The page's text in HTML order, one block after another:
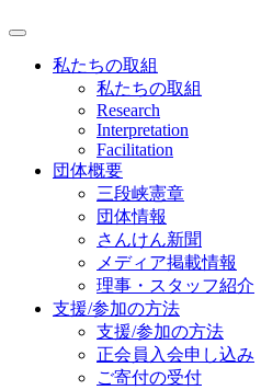
私たちの取組
私たちの取組
Research
Interpretation
Facilitation
団体概要
三段峡憲章
団体情報
さんけん新聞
メディア掲載情報
理事・スタッフ紹介
支援/参加の方法
支援/参加の方法
正会員入会申し込み
ご寄付の受付